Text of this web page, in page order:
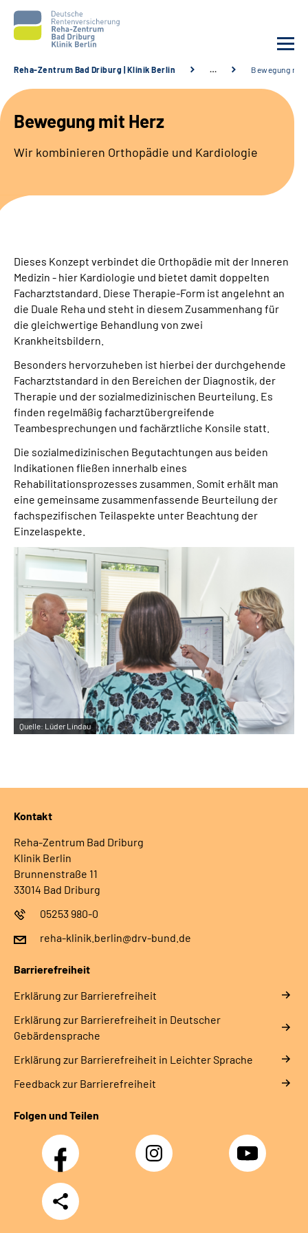
Unsere Klinik
Unsere Angebote
Leichte Sprache
Gebärdensprache
Reha-Zentrum Bad Driburg | Klinik Berlin … Bewegung mit
Bewegung mit Herz
Wir kombinieren Orthopädie und Kardiologie
Dieses Konzept verbindet die Orthopädie mit der Inneren
Medizin - hier Kardiologie und bietet damit doppelten
Facharztstandard. Diese Therapie-Form ist angelehnt an
die Duale Reha und steht in diesem Zusammenhang für
die gleichwertige Behandlung von zwei
Krankheitsbildern.
Besonders hervorzuheben ist hierbei der durchgehende
Facharztstandard in den Bereichen der Diagnostik, der
Therapie und der sozialmedizinischen Beurteilung. Es
finden regelmäßig facharztübergreifende
Teambesprechungen und fachärztliche Konsile statt.
Die sozialmedizinischen Begutachtungen aus beiden
Indikationen fließen innerhalb eines
Rehabilitationsprozesses zusammen. Somit erhält man
eine gemeinsame zusammenfassende Beurteilung der
fachspezifischen Teilaspekte unter Beachtung der
Einzelaspekte.
Quelle: Lüder Lindau
Kontakt
Reha-Zentrum Bad Driburg
Klinik Berlin
Brunnenstraße 11
33014 Bad Driburg
05253 980-0
reha-klinik.berlin@drv-bund.de
Barrierefreiheit
Erklärung zur Barrierefreiheit
Erklärung zur Barrierefreiheit in Deutscher
Gebärdensprache
Erklärung zur Barrierefreiheit in Leichter Sprache
Feedback zur Barrierefreiheit
Folgen und Teilen
Facebook Instagram YouTube
Teilen